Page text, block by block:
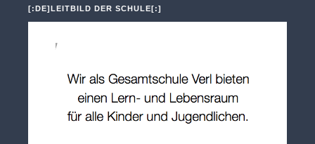
[:DE]LEITBILD DER SCHULE[:]